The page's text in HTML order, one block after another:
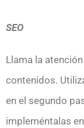
SEO
Llama la
contenidos.
en el segundo
impleméntalas